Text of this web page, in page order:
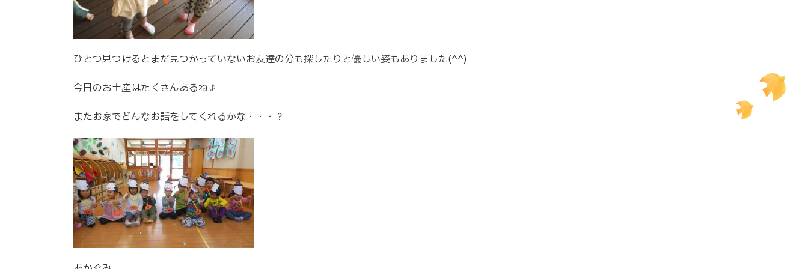
ひとつ見つけるとまだ見つかっていないお友達の分も探したりと優しい姿もありました(^^)
今日のお土産はたくさんあるね♪
またお家でどんなお話をしてくれるかな・・・？